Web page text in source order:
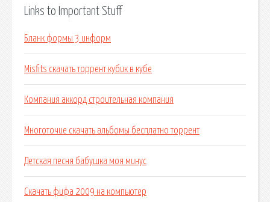
Links to Important Stuff
Бланк формы 3 информ
Misfits скачать торрент кубик в кубе
Компания аккорд строительная компания
Многоточие скачать альбомы бесплатно торрент
Детская песня бабушка моя минус
Скачать фифа 2009 на компьютер